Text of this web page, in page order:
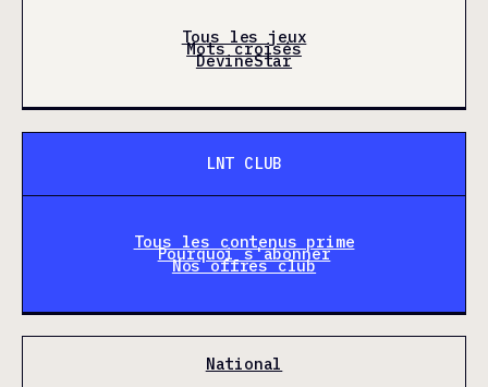
Tous les jeux
Mots croisés
DevineStar
LNT CLUB
Tous les contenus prime
Pourquoi s'abonner
Nos offres club
National